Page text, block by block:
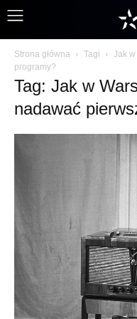
Strona główna Tagi
Jak
programy?
Tag: Jak w
nadawać